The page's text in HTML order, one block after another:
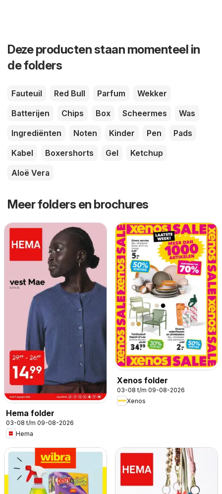
Deze producten staan momenteel in
de folders
Fauteuil Red Bull Parfum
Wekker
Batterijen
Chips Box Scheermes
Was
Ingrediënten
Noten Kinder Pen
Pads
Kabel
Boxershorts Gel
Ketchup
Aloë Vera
Meer folders en brochures
Hema folder
03-08 t/m 09-08-2026
Hema
Xenos folder
03-08 t/m 09-08-2026
Xenos